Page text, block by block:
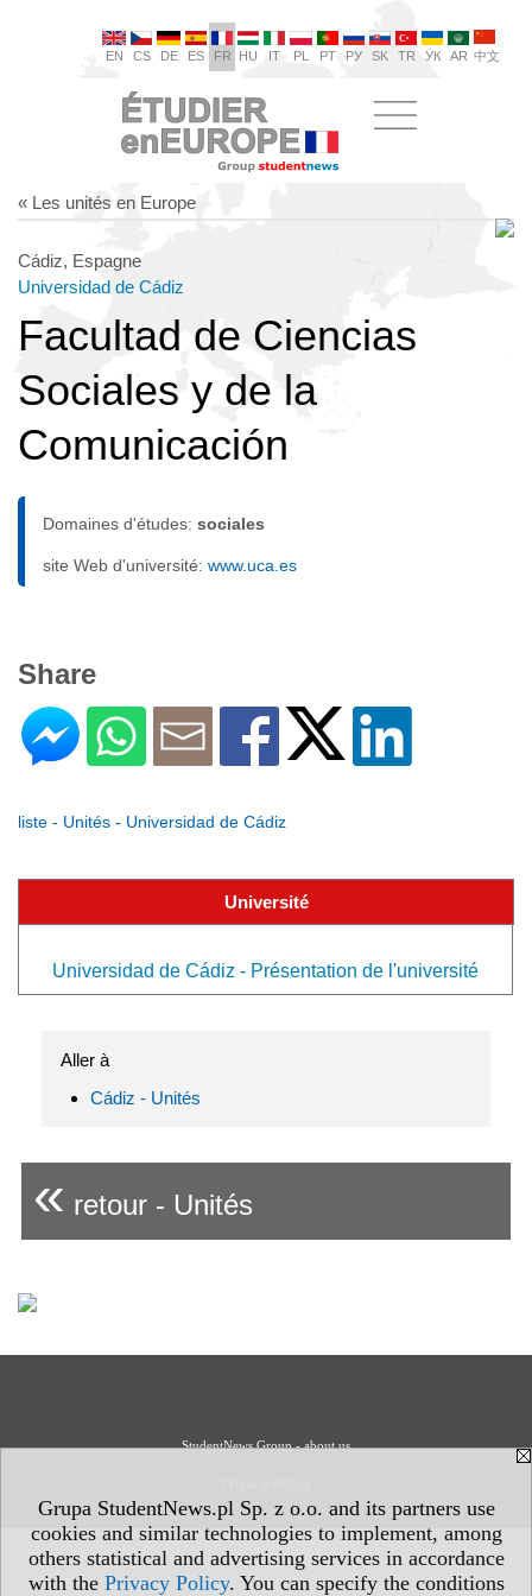
Grupa StudentNews.pl Sp. z o.o. and its partners use
cookies and similar technologies to implement, among
others statistical and advertising services in accordance
with the Privacy Policy. You can specify the conditions
EN CS DE ES FR HU IT PL PT РУ SK TR УК AR 中文
« Les unités en Europe
Cádiz, Espagne
Universidad de Cádiz
Facultad de Ciencias
Sociales y de la
Comunicación
Domaines d'études: sociales
site Web d'université: www.uca.es
Share
liste - Unités - Universidad de Cádiz
Université
Universidad de Cádiz - Présentation de l'université
Aller à
Cádiz - Unités
« retour - Unités
StudentNews Group - about us